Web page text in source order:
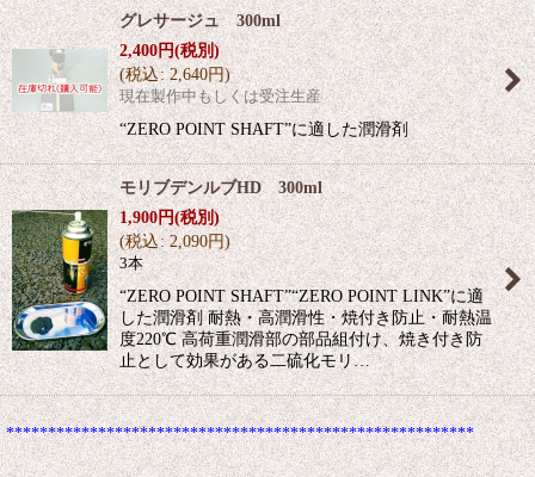
グレサージュ 300ml
2,400円(税別)
(税込: 2,640円)
現在製作中もしくは受注生産
“ZERO POINT SHAFT”に適した潤滑剤
モリブデンルブHD 300ml
1,900円(税別)
(税込: 2,090円)
3本
“ZERO POINT SHAFT”“ZERO POINT LINK”に適
した潤滑剤 耐熱・高潤滑性・焼付き防止・耐熱温
度220℃ 高荷重潤滑部の部品組付け、焼き付き防
止として効果がある二硫化モリ…
********************************************************